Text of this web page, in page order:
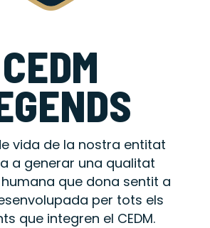
CEDM
vida de la nostra entitat
a generar una qualitat
que dona sentit a
per tots els
que integren el CEDM.